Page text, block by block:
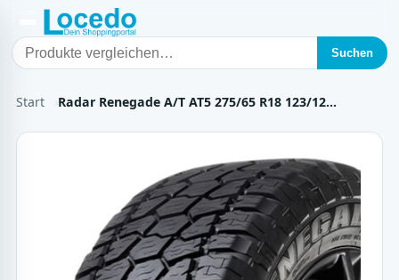
Suchen
Start Radar Renegade A/T AT5 275/65 R18 123/12…